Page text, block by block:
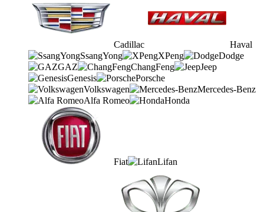
Cadillac
Haval
SsangYong
XPeng
Dodge
GAZ
ChangFeng
Jeep
Genesis
Porsche
Volkswagen
Mercedes-Benz
Alfa Romeo
Honda
Fiat Lifan